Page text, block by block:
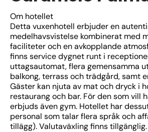
Om hotellet
Detta vuxenhotell erbjuder en
medelhavsvistelse kombinerat med
faciliteter och en avkopplande
finns service dygnet runt i
uttagsautomat, flera gemensamma
balkong, terrass och trädgård, samt
Gäster kan njuta av mat och dryck i
restaurang och bar. För den som vill
erbjuds även gym. Hotellet har
personal som talar flera språk och
tillägg). Valutaväxling finns tillgänglig.